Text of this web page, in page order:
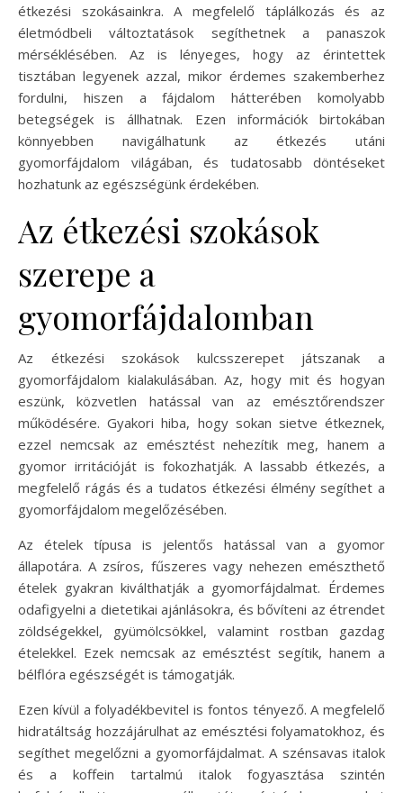
étkezési szokásainkra. A megfelelő táplálkozás és az
életmódbeli változtatások segíthetnek a panaszok
mérséklésében. Az is lényeges, hogy az érintettek
tisztában legyenek azzal, mikor érdemes szakemberhez
fordulni, hiszen a fájdalom hátterében komolyabb
betegségek is állhatnak. Ezen információk birtokában
könnyebben navigálhatunk az étkezés utáni
gyomorfájdalom világában, és tudatosabb döntéseket
hozhatunk az egészségünk érdekében.
Az étkezési szokások
szerepe a
gyomorfájdalomban
Az étkezési szokások kulcsszerepet játszanak a
gyomorfájdalom kialakulásában. Az, hogy mit és hogyan
eszünk, közvetlen hatással van az emésztőrendszer
működésére. Gyakori hiba, hogy sokan sietve étkeznek,
ezzel nemcsak az emésztést nehezítik meg, hanem a
gyomor irritációját is fokozhatják. A lassabb étkezés, a
megfelelő rágás és a tudatos étkezési élmény segíthet a
gyomorfájdalom megelőzésében.
Az ételek típusa is jelentős hatással van a gyomor
állapotára. A zsíros, fűszeres vagy nehezen emészthető
ételek gyakran kiválthatják a gyomorfájdalmat. Érdemes
odafigyelni a dietetikai ajánlásokra, és bővíteni az étrendet
zöldségekkel, gyümölcsökkel, valamint rostban gazdag
ételekkel. Ezek nemcsak az emésztést segítik, hanem a
bélflóra egészségét is támogatják.
Ezen kívül a folyadékbevitel is fontos tényező. A megfelelő
hidratáltság hozzájárulhat az emésztési folyamatokhoz, és
segíthet megelőzni a gyomorfájdalmat. A szénsavas italok
és a koffein tartalmú italok fogyasztása szintén